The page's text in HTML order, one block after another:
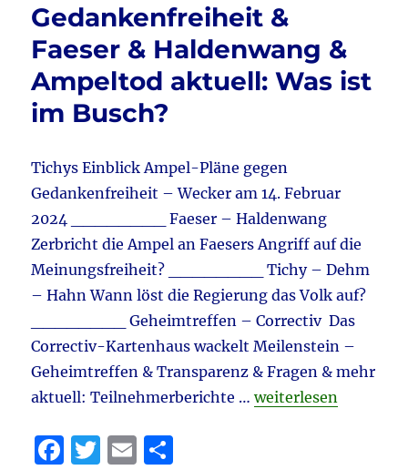
o
k
Jahreswirtschaftsbericht
&
Ampeltod
aktuell:
Der
Mann
merkt
Gedankenfreiheit &
Faeser & Haldenwang &
Ampeltod aktuell: Was ist
im Busch?
Tichys Einblick Ampel-Pläne gegen
Gedankenfreiheit – Wecker am 14. Februar
2024 ________ Faeser – Haldenwang
Zerbricht die Ampel an Faesers Angriff auf die
Meinungsfreiheit? ________ Tichy – Dehm
– Hahn Wann löst die Regierung das Volk auf?
________ Geheimtreffen – Correctiv Das
Correctiv-Kartenhaus wackelt Meilenstein –
Geheimtreffen & Transparenz & Fragen & mehr
aktuell: Teilnehmerberichte …„Meinungsfreiheit &
weiterlesen
F
T
E